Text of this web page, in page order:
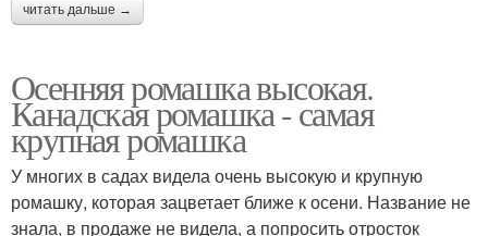
читать дальше →
Осенняя ромашка высокая.
Канадская ромашка - самая
крупная ромашка
У многих в садах видела очень высокую и крупную
ромашку, которая зацветает ближе к осени. Название не
знала, в продаже не видела, а попросить отросток